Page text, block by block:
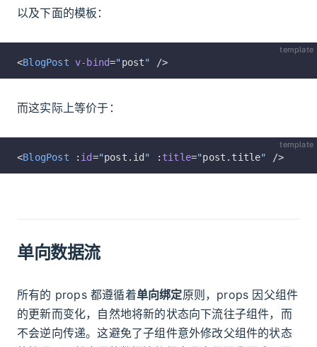
以及下面的模板：
template
<BlogPost v-bind="post" />
而这实际上等价于：
template
<BlogPost : id="post.id " : title="post.title" />
单向数据流
所有的 props 都遵循着单向绑定原则，props 因父组件
的更新而变化，自然地将新的状态向下流往子组件，而
不会逆向传递。这避免了子组件意外修改父组件的状态